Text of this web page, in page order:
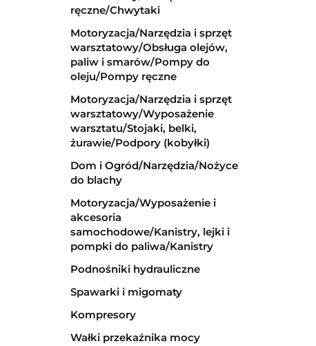
ręczne/Chwytaki
Motoryzacja/Narzędzia i sprzęt
warsztatowy/Obsługa olejów,
paliw i smarów/Pompy do
oleju/Pompy ręczne
Motoryzacja/Narzędzia i sprzęt
warsztatowy/Wyposażenie
warsztatu/Stojaki, belki,
żurawie/Podpory (kobyłki)
Dom i Ogród/Narzędzia/Nożyce
do blachy
Motoryzacja/Wyposażenie i
akcesoria
samochodowe/Kanistry, lejki i
pompki do paliwa/Kanistry
Podnośniki hydrauliczne
Spawarki i migomaty
Kompresory
Wałki przekaźnika mocy